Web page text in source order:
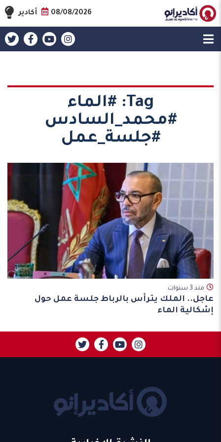
08/08/2026 أكادير
Tag:
#الماء
#محمد_السادس
#جلسة_عمل
مند 3 سنوات
عاجل.. الملك يترأس بالرباط جلسة عمل حول
إشكالية الماء